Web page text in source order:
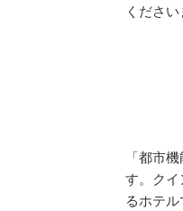
くださ
「都市
す。ク
るホテ